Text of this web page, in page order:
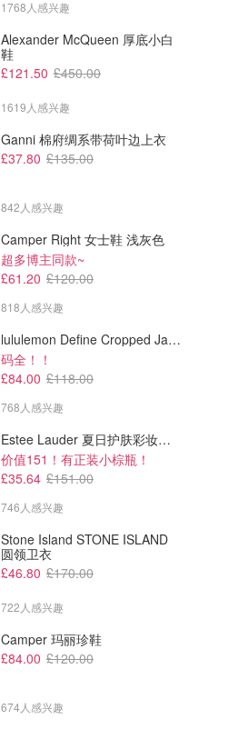
£5.90
1768人感兴趣
Alexander McQueen 厚底小白
鞋
£121.50 £450.00
1619人感兴趣
Ganni 棉府绸系带荷叶边上衣
£37.80 £135.00
842人感兴趣
Camper Right 女士鞋 浅灰色
超多博主同款~
£61.20 £120.00
818人感兴趣
lululemon Define Cropped Jacket Nulu 短款夹克
码全！！
£84.00 £118.00
768人感兴趣
Estee Lauder 夏日护肤彩妆礼盒
价值151！有正装小棕瓶！
£35.64 £151.00
746人感兴趣
Stone Island STONE ISLAND
圆领卫衣
£46.80 £170.00
722人感兴趣
Camper 玛丽珍鞋
£84.00 £120.00
674人感兴趣